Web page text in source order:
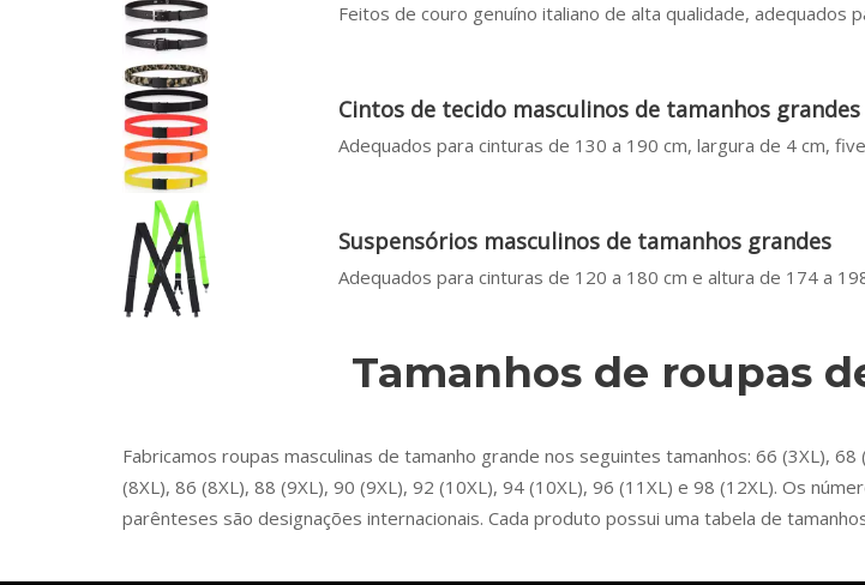
Feitos de couro genuíno italiano de alta qualidade, adequados
Cintos de tecido masculinos de tamanhos grandes
Adequados para cinturas de 130 a 190 cm, largura de 4 cm,
Suspensórios masculinos de tamanhos grandes
Adequados para cinturas de 120 a 180 cm e altura de 174 a
Tamanhos de roupas
Fabricamos roupas masculinas de tamanho grande nos seguintes tamanhos: 66 (3XL),
(8XL), 86 (8XL), 88 (9XL), 90 (9XL), 92 (10XL), 94 (10XL), 96 (11XL) e 98 (12XL). Os
parênteses são designações internacionais. Cada produto possui uma tabela de